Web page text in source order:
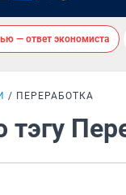
— ответ экономиста
ПЕРЕРАБОТКА
тэгу